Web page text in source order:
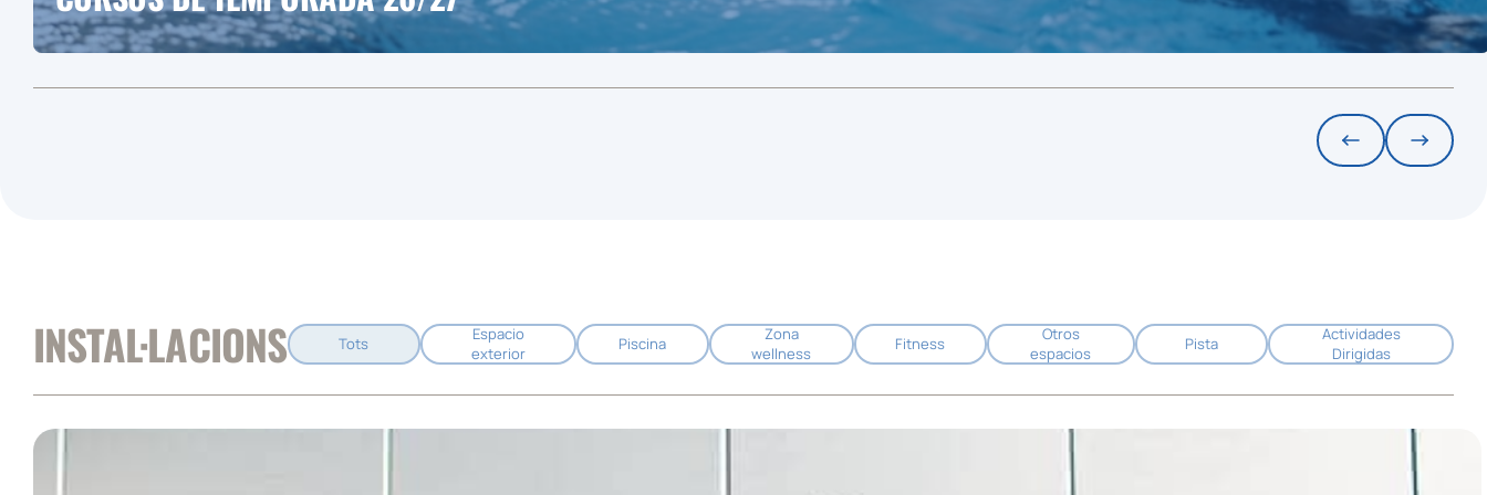
INSTAL·LACIONS Tots
Espacio
exterior
Piscina
Zona
wellness
Fitness
Otros
espacios
Pista
Actividades
Dirigidas